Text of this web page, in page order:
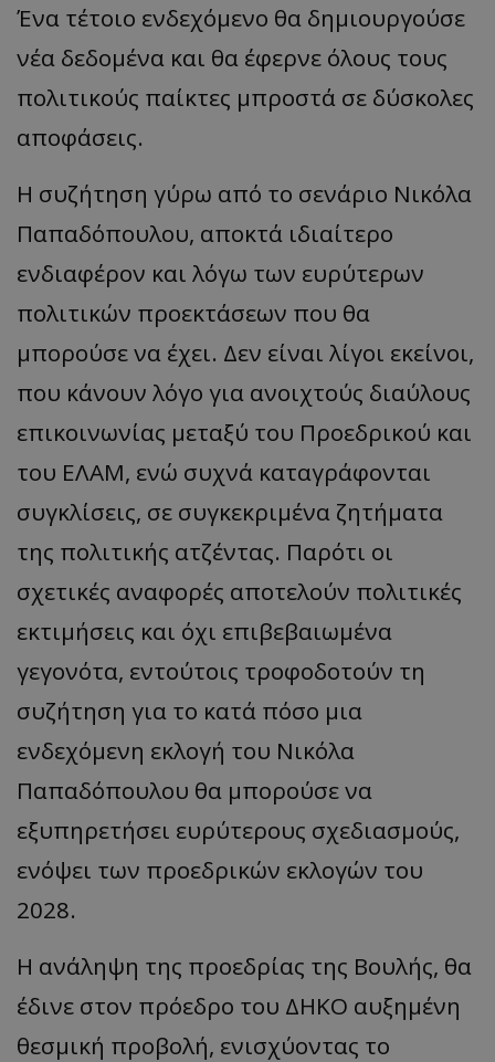
Ένα τέτοιο ενδεχόμενο θα δημιουργούσε
νέα δεδομένα και θα έφερνε όλους τους
πολιτικούς παίκτες μπροστά σε δύσκολες
αποφάσεις.
Η συζήτηση γύρω από το σενάριο Νικόλα
Παπαδόπουλου, αποκτά ιδιαίτερο
ενδιαφέρον και λόγω των ευρύτερων
πολιτικών προεκτάσεων που θα
μπορούσε να έχει. Δεν είναι λίγοι εκείνοι,
που κάνουν λόγο για ανοιχτούς διαύλους
επικοινωνίας μεταξύ του Προεδρικού και
του ΕΛΑΜ, ενώ συχνά καταγράφονται
συγκλίσεις, σε συγκεκριμένα ζητήματα
της πολιτικής ατζέντας. Παρότι οι
σχετικές αναφορές αποτελούν πολιτικές
εκτιμήσεις και όχι επιβεβαιωμένα
γεγονότα, εντούτοις τροφοδοτούν τη
συζήτηση για το κατά πόσο μια
ενδεχόμενη εκλογή του Νικόλα
Παπαδόπουλου θα μπορούσε να
εξυπηρετήσει ευρύτερους σχεδιασμούς,
ενόψει των προεδρικών εκλογών του
2028.
Η ανάληψη της προεδρίας της Βουλής, θα
έδινε στον πρόεδρο του ΔΗΚΟ αυξημένη
θεσμική προβολή, ενισχύοντας το